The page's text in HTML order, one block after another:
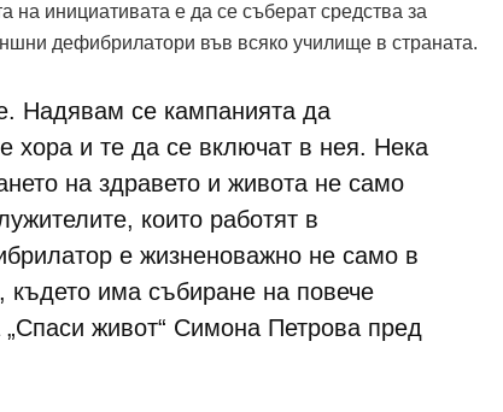
на инициативата е да се съберат средства за
дефибрилатори във всяко училище в страната.
Надявам се кампанията да
хора и те да се включат в нея. Нека
на здравето и живота не само
които работят в
е жизненоважно не само в
има събиране на повече
живот“ Симона Петрова пред